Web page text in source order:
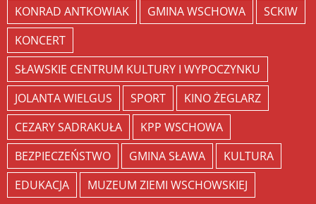
KONRAD ANTKOWIAK
GMINA WSCHOWA
SCKIW
KONCERT
SŁAWSKIE CENTRUM KULTURY I WYPOCZYNKU
JOLANTA WIELGUS
SPORT
KINO ŻEGLARZ
CEZARY SADRAKUŁA
KPP WSCHOWA
BEZPIECZEŃSTWO
GMINA SŁAWA
KULTURA
EDUKACJA
MUZEUM ZIEMI WSCHOWSKIEJ